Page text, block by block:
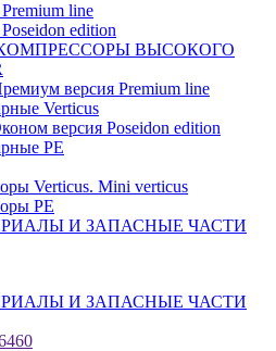
line
edition
ВЫСОКОГО
версия Premium line
Verticus
версия Poseidon edition
PE
Verticus. Mini verticus
PE
И ЗАПАСНЫЕ ЧАСТИ
И ЗАПАСНЫЕ ЧАСТИ